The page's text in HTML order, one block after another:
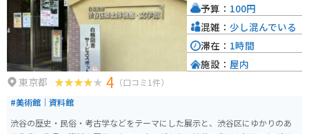
東京都 4 （口コミ1件）
#美術館｜資料館
渋谷の歴史・民俗・考古学などをテーマにした展示と、渋谷区にゆかりのあ
予算： 100円
混雑： 少し混んでいる
滞在： 1時間
施設： 屋内